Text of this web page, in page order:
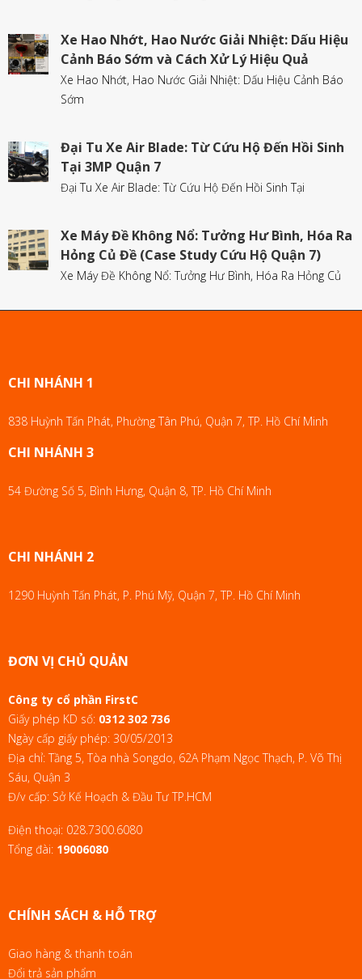
Xe Hao Nhớt, Hao Nước Giải Nhiệt: Dấu Hiệu
Cảnh Báo Sớm và Cách Xử Lý Hiệu Quả
Xe Hao Nhớt, Hao Nước Giải Nhiệt: Dấu Hiệu Cảnh Báo
Sớm
Đại Tu Xe Air Blade: Từ Cứu Hộ Đến Hồi Sinh
Tại 3MP Quận 7
Đại Tu Xe Air Blade: Từ Cứu Hộ Đến Hồi Sinh Tại
Xe Máy Đề Không Nổ: Tưởng Hư Bình, Hóa Ra
Hỏng Củ Đề (Case Study Cứu Hộ Quận 7)
Xe Máy Đề Không Nổ: Tưởng Hư Bình, Hóa Ra Hỏng Củ
CHI NHÁNH 1
838 Huỳnh Tấn Phát, Phường Tân Phú, Quận 7, TP. Hồ Chí Minh
CHI NHÁNH 3
54 Đường Số 5, Bình Hưng, Quận 8, TP. Hồ Chí Minh
CHI NHÁNH 2
1290 Huỳnh Tấn Phát, P. Phú Mỹ, Quận 7, TP. Hồ Chí Minh
ĐƠN VỊ CHỦ QUẢN
Công ty cổ phần FirstC
Giấy phép KD số: 0312 302 736
Ngày cấp giấy phép: 30/05/2013
Địa chỉ: Tầng 5, Tòa nhà Songdo, 62A Phạm Ngọc Thạch, P. Võ Thị
Sáu, Quận 3
Đ/v cấp: Sở Kế Hoạch & Đầu Tư TP.HCM
Điện thoại: 028.7300.6080
Tổng đài: 19006080
CHÍNH SÁCH & HỖ TRỢ
Giao hàng & thanh toán
Đổi trả sản phẩm